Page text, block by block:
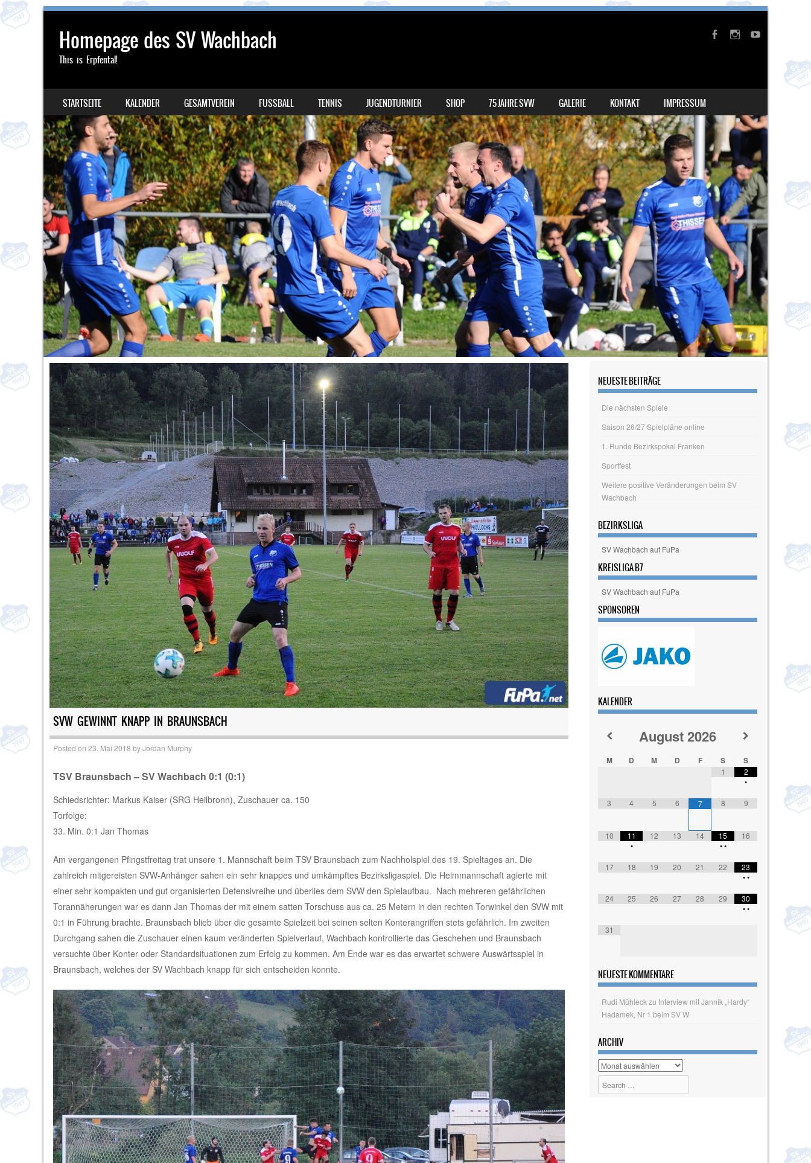
Homepage des SV Wachbach
This is Erpfental!
MENU
SKIP TO CONTENT
STARTSEITE KALENDER GESAMTVEREIN FUSSBALL TENNIS JUGENDTURNIER SHOP 75 JAHRE SVW GALERIE KONTAKT IMPRESSUM
SVW GEWINNT KNAPP IN BRAUNSBACH
Posted on 23. Mai 2018 byJordan Murphy
TSV Braunsbach – SV Wachbach 0:1 (0:1)
Schiedsrichter: Markus Kaiser (SRG Heilbronn), Zuschauer ca. 150
Torfolge:
33. Min. 0:1 Jan Thomas
Am vergangenen Pfingstfreitag trat unsere 1. Mannschaft beim TSV Braunsbach zum Nachholspiel des 19. Spieltages an. Die
zahlreich mitgereisten SVW-Anhänger sahen ein sehr knappes und umkämpftes Bezirksligaspiel. Die Heimmannschaft agierte mit
einer sehr kompakten und gut organisierten Defensivreihe und überlies dem SVW den Spielaufbau. Nach mehreren gefährlichen
Torannäherungen war es dann Jan Thomas der mit einem satten Torschuss aus ca. 25 Metern in den rechten Torwinkel den SVW mit
0:1 in Führung brachte. Braunsbach blieb über die gesamte Spielzeit bei seinen selten Konterangriffen stets gefährlich. Im zweiten
Durchgang sahen die Zuschauer einen kaum veränderten Spielverlauf, Wachbach kontrollierte das Geschehen und Braunsbach
versuchte über Konter oder Standardsituationen zum Erfolg zu kommen. Am Ende war es das erwartet schwere Auswärtsspiel in
Braunsbach, welches der SV Wachbach knapp für sich entscheiden konnte.
NEUESTE BEITRÄGE
Die nächsten Spiele
Saison 26/27 Spielpläne online
1. Runde Bezirkspokal Franken
Sportfest
Weitere positive Veränderungen beim SV
Wachbach
BEZIRKSLIGA
SV Wachbach auf FuPa
KREISLIGA B7
SV Wachbach auf FuPa
SPONSOREN
KALENDER
August2026
M D M D F S S
1 2
•
3 4 5 6 7 8 9
10 11
•
12 13 14 15
••
16
17 18 19 20 21 22 23
••
24 25 26 27 28 29 30
••
31
NEUESTE KOMMENTARE
Rudi Mühleck zu Interview mit Jannik „Hardy“
Hadamek, Nr 1 beim SV W
ARCHIV
Archiv
Search